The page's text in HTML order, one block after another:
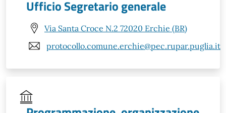
Ufficio Segretario generale
Via Santa Croce N.2 72020 Erchie (BR)
protocollo.comune.erchie@pec.rupar.puglia.it